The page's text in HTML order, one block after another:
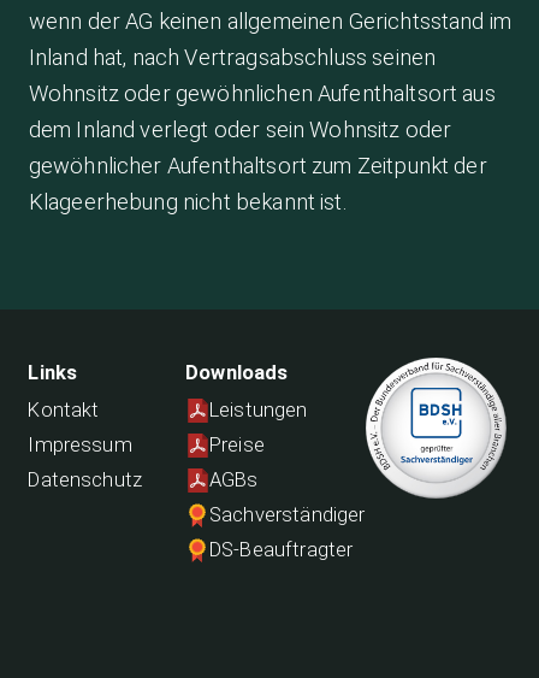
wenn der AG keinen allgemeinen Gerichtsstand im
Inland hat, nach Vertragsabschluss seinen
Wohnsitz oder gewöhnlichen Aufenthaltsort aus
dem Inland verlegt oder sein Wohnsitz oder
gewöhnlicher Aufenthaltsort zum Zeitpunkt der
Klageerhebung nicht bekannt ist.
Links
Kontakt
Impressum
Datenschutz
Downloads
Leistungen
Preise
AGBs
Sachverständiger
DS-Beauftragter